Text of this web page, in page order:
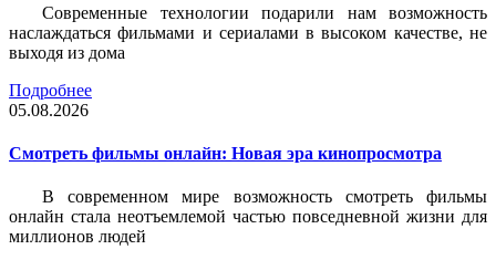
Современные технологии подарили нам возможность
наслаждаться фильмами и сериалами в высоком качестве, не
выходя из дома
Подробнее
05.08.2026
Смотреть фильмы онлайн: Новая эра кинопросмотра
В современном мире возможность смотреть фильмы
онлайн стала неотъемлемой частью повседневной жизни для
миллионов людей